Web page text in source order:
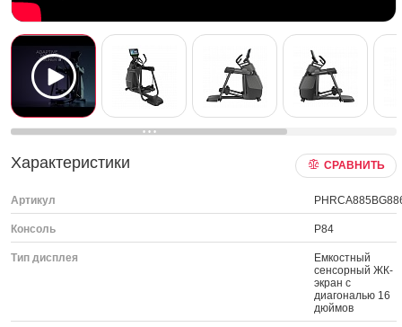
Характеристики СРАВНИТЬ
Артикул
Консоль P84
Тип дисплея
Емкостный
сенсорный ЖК-
экран с
диагональю 16
дюймов